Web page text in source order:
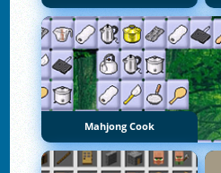
Mahjong Cook